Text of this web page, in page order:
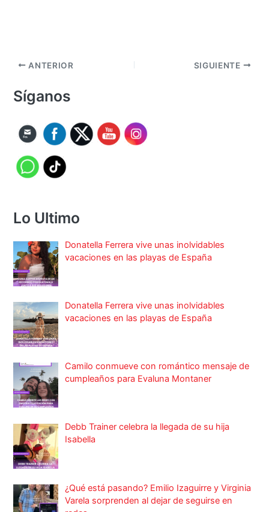
ANTERIOR SIGUIENTE
Síganos
Lo Ultimo
Donatella Ferrera vive unas inolvidables
vacaciones en las playas de España
Donatella Ferrera vive unas inolvidables
vacaciones en las playas de España
Camilo conmueve con romántico mensaje de
cumpleaños para Evaluna Montaner
Debb Trainer celebra la llegada de su hija
Isabella
¿Qué está pasando? Emilio Izaguirre y Virginia
Varela sorprenden al dejar de seguirse en